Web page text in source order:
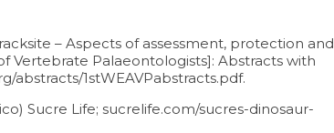
– Aspects of assessment, protection and
Vertebrate Palaeontologists]: Abstracts with
abstracts/1stWEAVPabstracts.pdf.
Sucre Life; sucrelife.com/sucres-dinosaur-